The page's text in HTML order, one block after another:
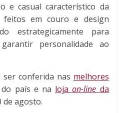
e casual característico da
feitos em couro e design
estrategicamente para
personalidade ao
ser conferida nas melhores
país e na lojaon-line da
de agosto.